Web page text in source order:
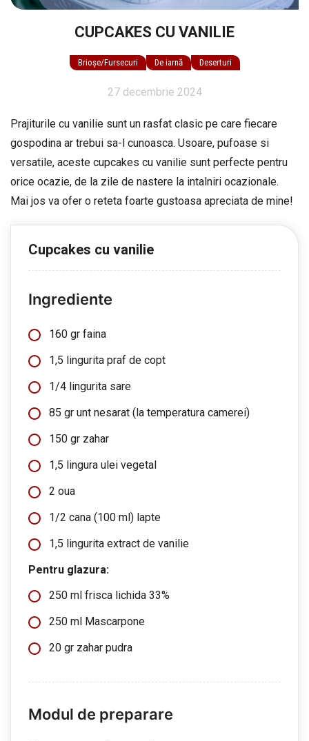
CUPCAKES CU VANILIE
Brioșe/Fursecuri De iarnă Deserturi
27 decembrie 2024
Prajiturile cu vanilie sunt un rasfat clasic pe care fiecare
gospodina ar trebui sa-l cunoasca. Usoare, pufoase si
versatile, aceste cupcakes cu vanilie sunt perfecte pentru
orice ocazie, de la zile de nastere la intalniri ocazionale.
Mai jos va ofer o reteta foarte gustoasa apreciata de mine!
Cupcakes cu vanilie
Ingrediente
160 gr faina
1,5 lingurita praf de copt
1/4 lingurita sare
85 gr unt nesarat (la temperatura camerei)
150 gr zahar
1,5 lingura ulei vegetal
2 oua
1/2 cana (100 ml) lapte
1,5 lingurita extract de vanilie
Pentru glazura:
250 ml frisca lichida 33%
250 ml Mascarpone
20 gr zahar pudra
Modul de preparare